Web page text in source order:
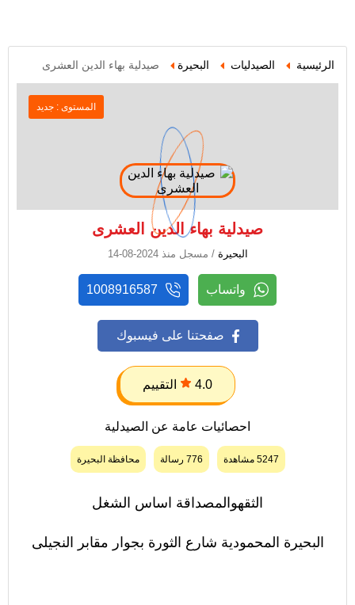
الرئيسية الصيدليات البحيرة صيدلية بهاء الدين العشرى
المستوى : جديد
صيدلية بهاء الدين العشرى
البحيرة / مسجل منذ 2024-08-14
واتساب 1008916587
صفحتنا على فيسبوك
4.0 التقييم
احصائيات عامة عن الصيدلية
5247 مشاهدة 776 رسالة محافظة البحيرة
الثقهوالمصداقة اساس الشغل
البحيرة المحمودية شارع الثورة بجوار مقابر النجيلى